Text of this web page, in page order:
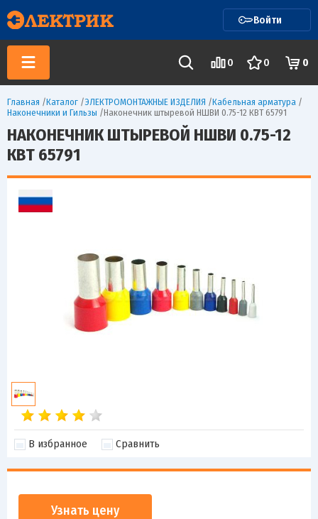
Войти
0 0 0
Главная /Каталог /ЭЛЕКТРОМОНТАЖНЫЕ ИЗДЕЛИЯ /Кабельная арматура /
Наконечники и Гильзы /Наконечник штыревой НШВИ 0.75-12 КВТ 65791
НАКОНЕЧНИК ШТЫРЕВОЙ НШВИ 0.75-12
КВТ 65791
В избранное Сравнить
Узнать цену